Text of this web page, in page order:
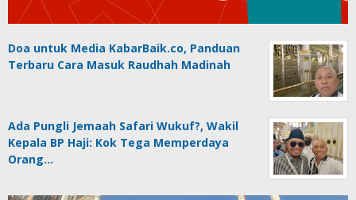
Doa untuk Media KabarBaik.co, Panduan
Terbaru Cara Masuk Raudhah Madinah
Ada Pungli Jemaah Safari Wukuf?, Wakil
Kepala BP Haji: Kok Tega Memperdaya
Orang…